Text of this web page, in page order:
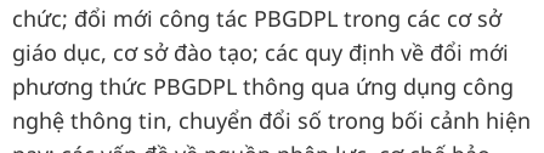
chức; đổi mới công tác PBGDPL trong các cơ sở
giáo dục, cơ sở đào tạo; các quy định về đổi mới
phương thức PBGDPL thông qua ứng dụng công
nghệ thông tin, chuyển đổi số trong bối cảnh hiện